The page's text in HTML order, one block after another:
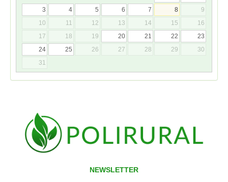
3
4 5 6 7 8
9
10
11 12 13 14 15
16
17
18 19 20 21 22
23
24
25 26 27 28 29
30
31
NEWSLETTER